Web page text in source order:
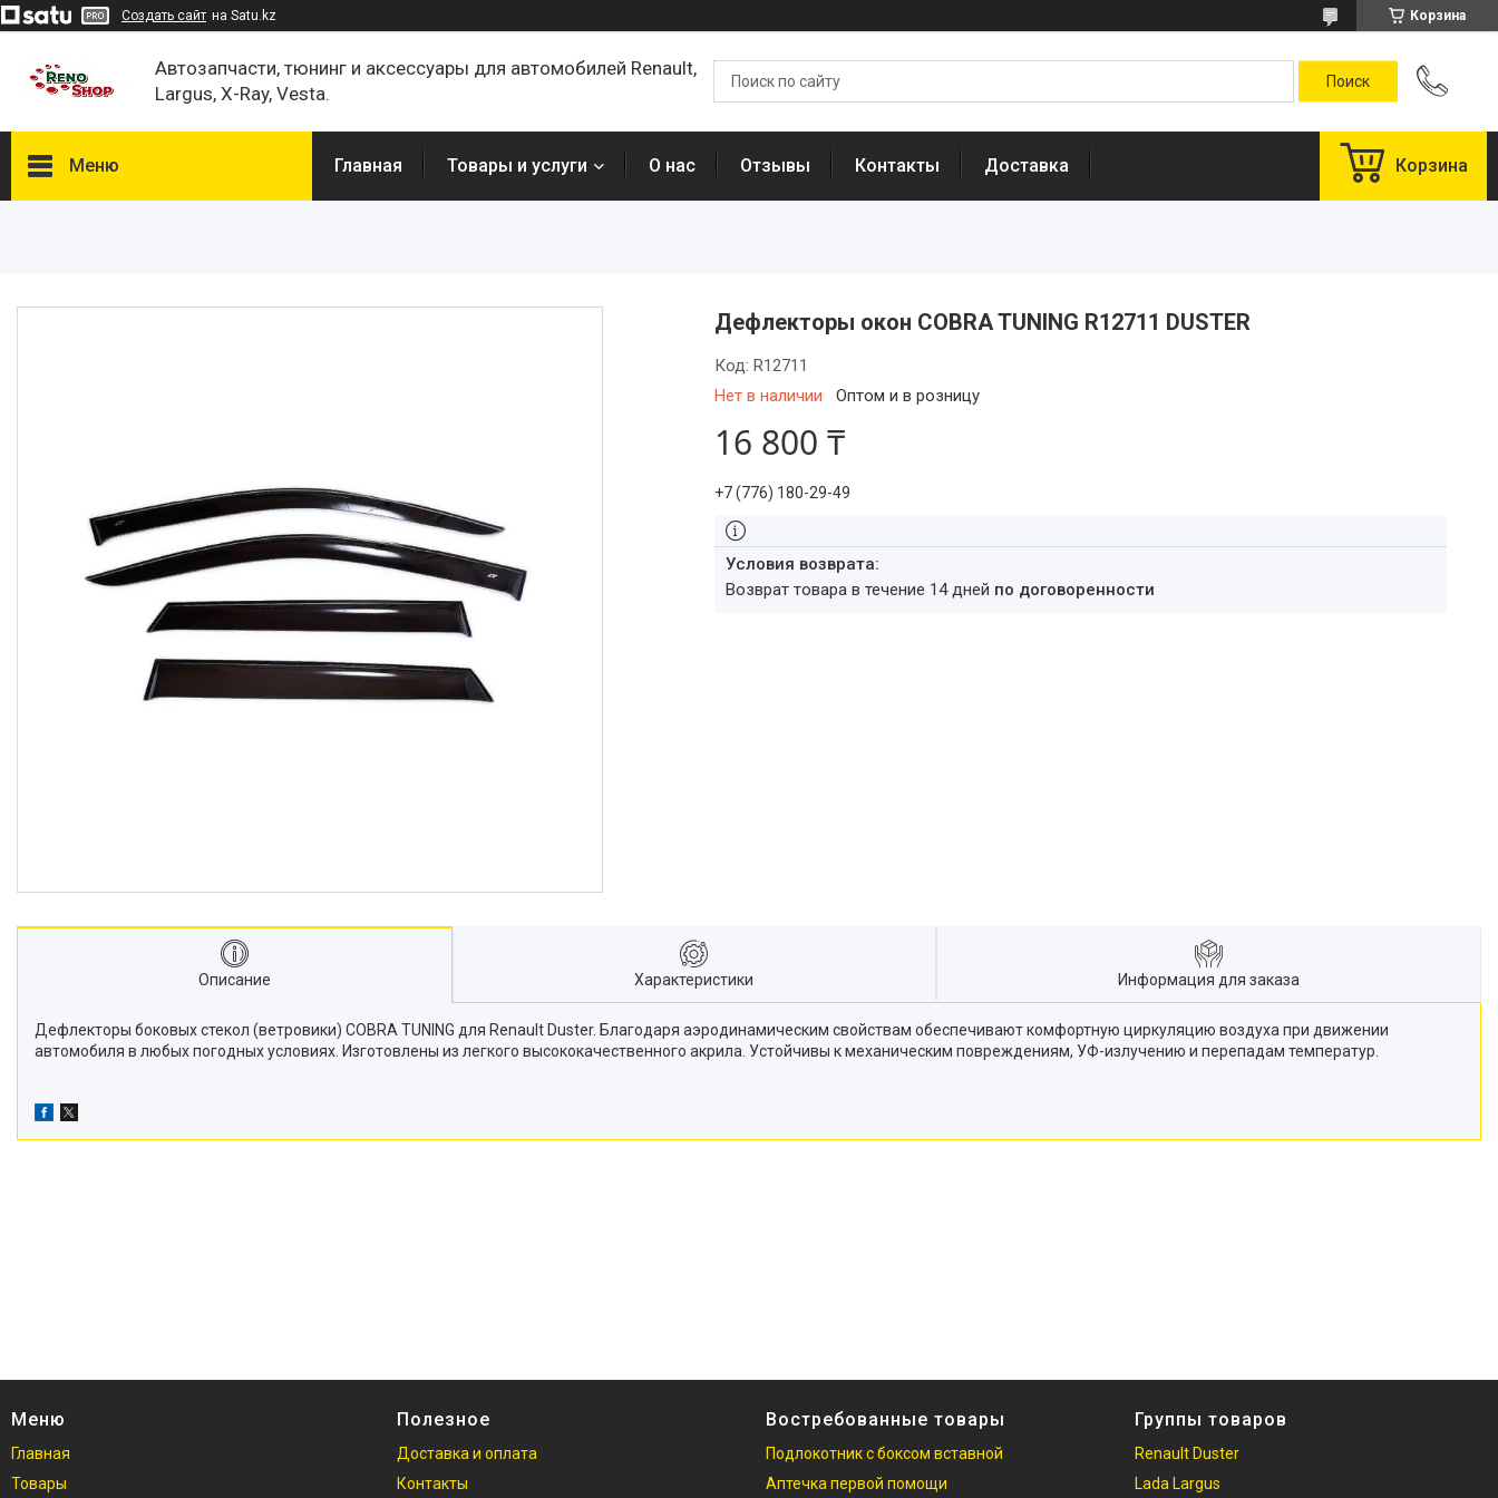
Создать сайт на Satu.kz Корзина
Автозапчасти, тюнинг и аксессуары для автомобилей Renault,
Largus, X-Ray, Vesta.
Меню Главная Товары и услуги О нас Отзывы Контакты Доставка Корзина
Дефлекторы окон COBRA TUNING R12711 DUSTER
Нет в наличии Оптом и в розницу
Код:R12711
16 800 ₸
+7 (776) 180-29-49
возврат товара в течение 14 дней по договоренности
Описание Характеристики Информация для заказа
Дефлекторы боковых стекол (ветровики) COBRA TUNING для Renault Duster. Благодаря аэродинамическим свойствам обеспечивают комфортную циркуляцию воздуха при движении
автомобиля в любых погодных условиях. Изготовлены из легкого высококачественного акрила. Устойчивы к механическим повреждениям, УФ-излучению и перепадам температур.
Меню
Главная
Товары
Полезное
Доставка и оплата
Контакты
Востребованные товары
Подлокотник с боксом вставной
Аптечка первой помощи
Группы товаров
Renault Duster
Lada Largus